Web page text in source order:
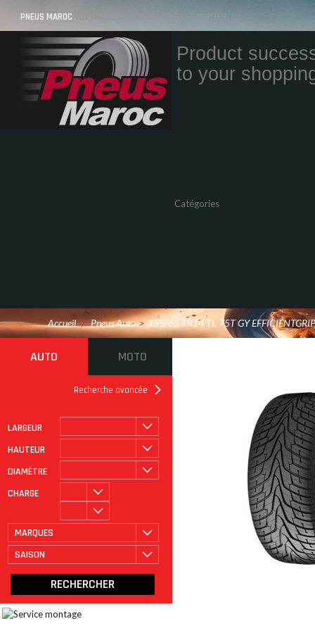
PNEUS MAROC VOS PNEUS AU MAROC LIVRÉS ET MONTÉS
Product
to your
Catégories
Accueil / Pneus Auto > 155/65 TR14 TL 75T GY
AUTO MOTO
Recherche avancée
LARGEUR
HAUTEUR
DIAMÈTRE
CHARGE
MARQUES
SAISON
ROULAGE À PLAT